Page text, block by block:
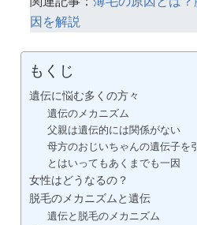
因を解説
もくじ
遺伝に悩む多くの方々
遺伝のメカニズム
父親は遺伝的には関係がない
母方のおじいちゃんの遺伝子を
とはいってもあくまでも一因
女性はどうなるの？
脱毛のメカニズムと遺伝
遺伝と脱毛のメカニズム